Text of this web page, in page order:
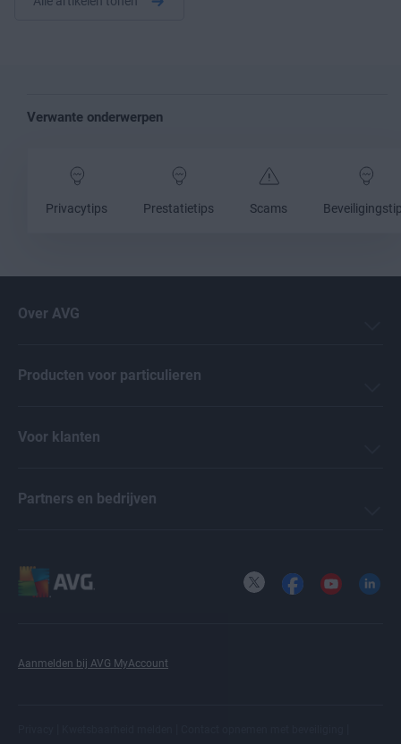
Verwante onderwerpen
Privacytips Prestatietips Scams
Over AVG
Producten voor particulieren
Voor klanten
Partners en bedrijven
Aanmelden bij AVG MyAccount